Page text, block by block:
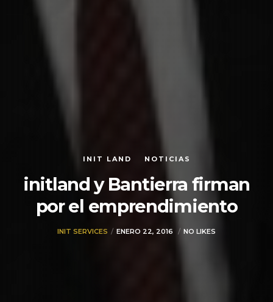
INIT LAND NOTICIAS
initland y Bantierra firman
por el emprendimiento
INIT SERVICES ENERO 22, 2016 NO LIKES